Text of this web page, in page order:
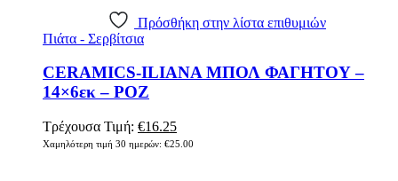
Πρόσθήκη στην λίστα επιθυμιών
Πιάτα - Σερβίτσια
CERAMICS-ILIANA ΜΠΟΛ ΦΑΓΗΤΟΥ –
14×6εκ – ΡΟΖ
Τρέχουσα Τιμή: €16.25
Χαμηλότερη τιμή 30 ημερών: €25.00